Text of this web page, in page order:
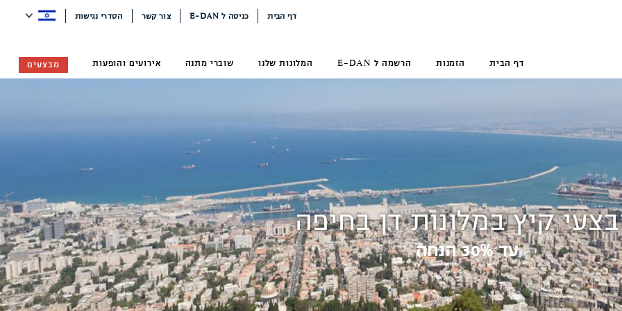
דף הבית כניסה ל E-DAN צור קשר הסדרי נגישות
דף הבית הזמנות הרשמה ל E-DAN המלונות שלנו שוברי מתנה אירועים והופעות מבצעים
קיץ במלונות דן בחיפה
עד 30% הנחה